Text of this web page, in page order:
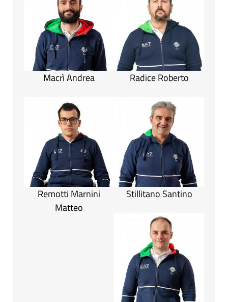
Macrì Andrea Radice Roberto
Remotti Marnini
Matteo
Stillitano Santino